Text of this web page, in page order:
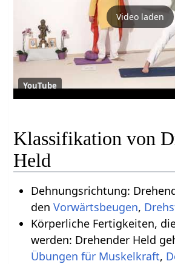
Video laden
YouTube
Klassifikation von
Held
Dehnungsrichtung:
den Vorwärtsbeugen,
Körperliche Fertigkeiten,
werden: Drehender Held
Übungen für Muskelkraft,